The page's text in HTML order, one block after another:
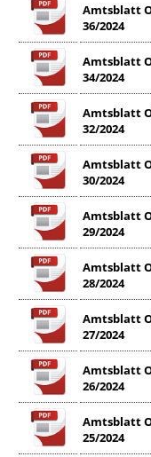
Amtsblatt
36/2024
Amtsblatt
34/2024
Amtsblatt
32/2024
Amtsblatt
30/2024
Amtsblatt
29/2024
Amtsblatt
28/2024
Amtsblatt
27/2024
Amtsblatt
26/2024
Amtsblatt
25/2024